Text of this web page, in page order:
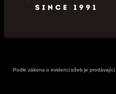
Podle zákona o evidenci tržeb je